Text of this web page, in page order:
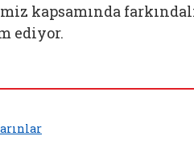
kapsamında
ediyor.